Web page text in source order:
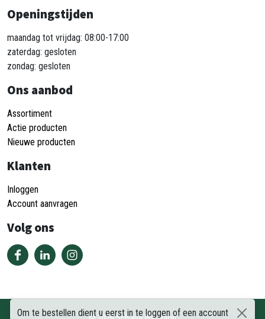
Om te bestellen dient u eerst in te loggen of een account
Openingstijden
maandag tot vrijdag: 08:00-17:00
zaterdag: gesloten
zondag: gesloten
Ons aanbod
Assortiment
Actie producten
Nieuwe producten
Klanten
Inloggen
Account aanvragen
Volg ons